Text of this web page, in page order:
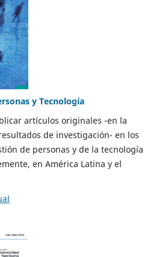
y Tecnología
artículos originales -en la
de investigación- en los
de personas y de la tecnología
en América Latina y el